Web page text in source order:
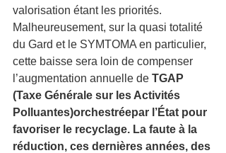
valorisation étant les priorités.
Malheureusement, sur la quasi totalité
du Gard et le SYMTOMA en particulier,
cette baisse sera loin de compenser
l’augmentation annuelle de TGAP
(Taxe Générale sur les Activités
Polluantes)orchestréepar l’État pour
favoriser le recyclage. La faute à la
réduction, ces dernières années, des